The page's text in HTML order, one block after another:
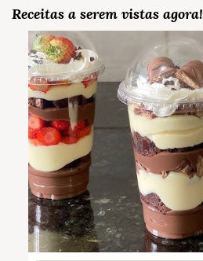
Receitas a serem vistas agora!